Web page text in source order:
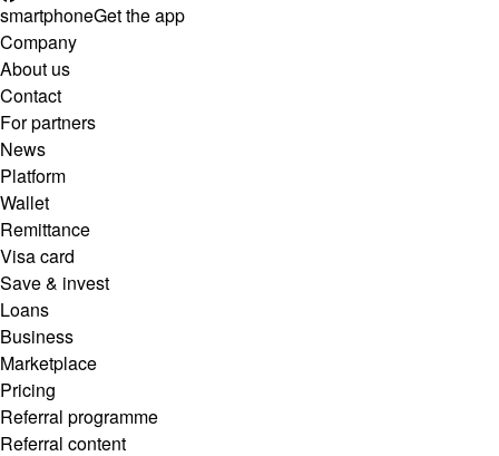
smartphoneGet the app
Company
About us
Contact
For partners
News
Platform
Wallet
Remittance
Visa card
Save & invest
Loans
Business
Marketplace
Pricing
Referral programme
Referral content